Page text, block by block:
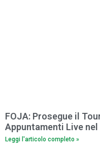
FOJA: Prosegue il
Appuntamenti Live nel
Leggi l'articolo completo »